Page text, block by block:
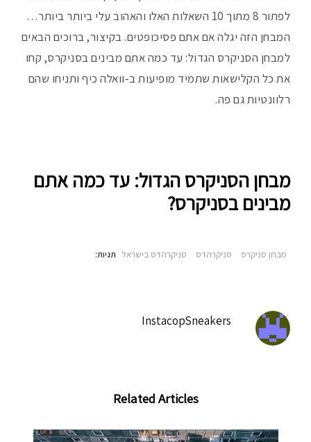
ו
פ
לפתור 8 מתוך 10 השאלות האלו והאהוב עלי ביותר ביותר…
המבחן הזה יגלה אם אתם פסיכופטים. בקיצור, ברוכים הבאים
למבחן הסניקרס הגדול: עד כמה אתם מבינים בסניקרס, קחו
את כל הקלישאות שתמיד מופיעות ב-וואלה כיף ותניחו שהם
רלוונטיות גם פה.
מבחן הסניקרס הגדול: עד כמה אתם
מבינים בסניקרס?
מבחן סניקרס סניקרהדס סניקרהדס בישראל תגיות‫:
InstacopSneakers
Related Articles